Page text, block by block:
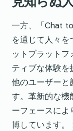
一方、「Chat
を通じて人々
ットプラット
ティブな体験
他のユーザーと
す。革新的な機
ーフェースに
博しています。